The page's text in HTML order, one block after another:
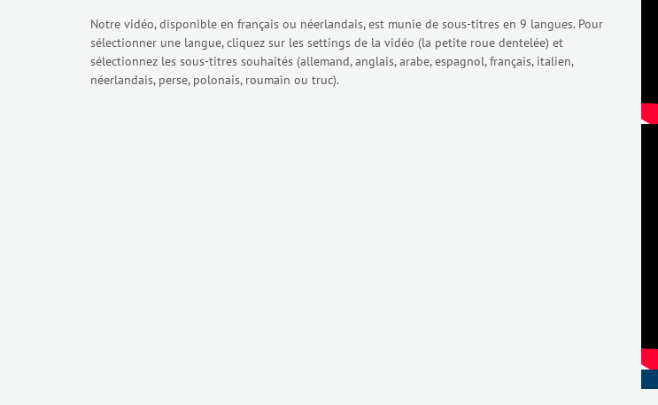
Notre vidéo, disponible en français ou néerlandais, est munie de sous-titres en 9 langues. Pour
sélectionner une langue, cliquez sur les settings de la vidéo (la petite roue dentelée) et
sélectionnez les sous-titres souhaités (allemand, anglais, arabe, espagnol, français, italien,
néerlandais, perse, polonais, roumain ou truc).